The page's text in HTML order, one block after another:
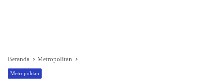
Beranda Metropolitan
Metropolitan